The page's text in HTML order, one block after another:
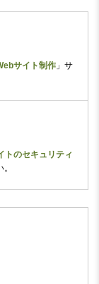
サイト制作」 サ
トのセキュリティ